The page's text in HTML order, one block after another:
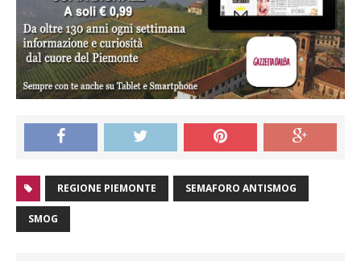
REGIONE PIEMONTE SEMAFORO ANTISMOG
SMOG